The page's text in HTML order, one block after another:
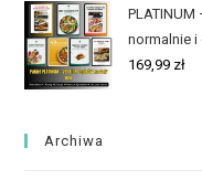
normalnie i
169,99 zł
Archiwa